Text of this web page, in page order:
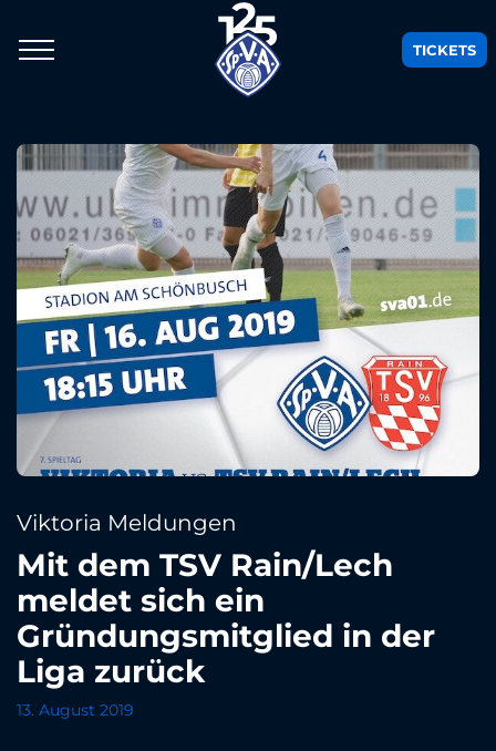
TICKETS
Viktoria Meldungen
Mit dem TSV Rain/Lech
meldet sich ein
Gründungsmitglied in der
Liga zurück
13. August 2019